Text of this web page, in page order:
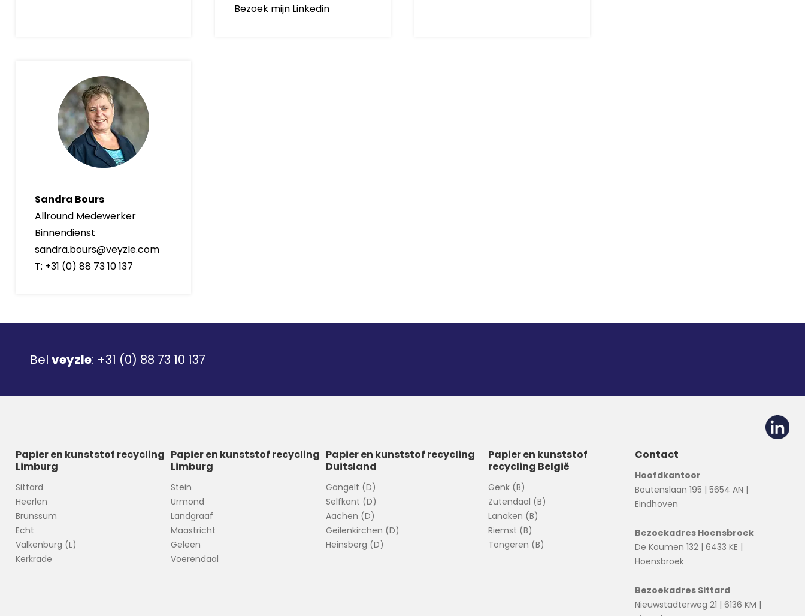
Bezoek mijn Linkedin
Sandra Bours
Allround Medewerker
Binnendienst
sandra.bours@veyzle.com
T: +31 (0) 88 73 10 137
Bel veyzle: +31 (0) 88 73 10 137
Papier en kunststof recycling
Limburg
Sittard
Heerlen
Brunssum
Echt
Valkenburg (L)
Kerkrade
Papier en kunststof recycling
Limburg
Stein
Urmond
Landgraaf
Maastricht
Geleen
Voerendaal
Papier en kunststof recycling
Duitsland
Gangelt (D)
Selfkant (D)
Aachen (D)
Geilenkirchen (D)
Heinsberg (D)
Papier en kunststof
recycling België
Genk (B)
Zutendaal (B)
Lanaken (B)
Riemst (B)
Tongeren (B)
Contact
Hoofdkantoor
Boutenslaan 195 | 5654 AN |
Eindhoven
Bezoekadres Hoensbroek
De Koumen 132 | 6433 KE |
Hoensbroek
Bezoekadres Sittard
Nieuwstadterweg 21 | 6136 KM |